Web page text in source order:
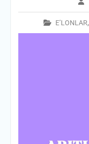
E’LONLAR,